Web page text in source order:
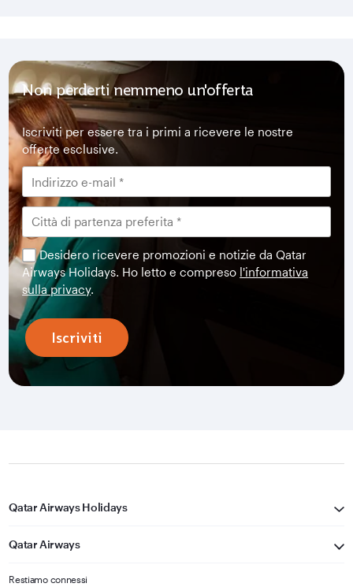
Non perderti nemmeno un'offerta
Iscriviti per essere tra i primi a ricevere le nostre
offerte esclusive.
Desidero ricevere promozioni e notizie da Qatar
Airways Holidays. Ho letto e compreso l'informativa
sulla privacy.
Iscriviti
Qatar Airways Holidays
Qatar Airways
Restiamo connessi